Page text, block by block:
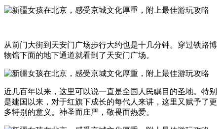
从前门大街到天安门广场步行大约也是十几分钟。穿过铁路博
物馆下面的地下通道就看到了天安门广场。
近几百年以来，这里可以说一直是全国人民瞩目的圣地。特别
是建国以来，对于红旗下成长的每代人来讲，这里又赋予了更
多特别的意义。神圣而庄严，敬畏而热爱。